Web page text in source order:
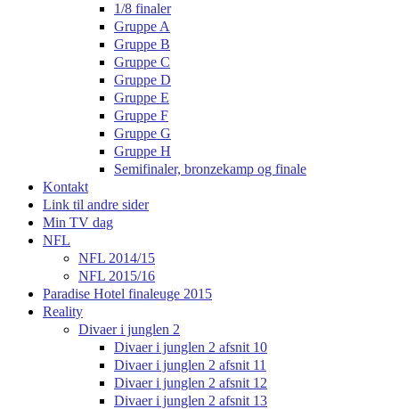
1/8 finaler
Gruppe A
Gruppe B
Gruppe C
Gruppe D
Gruppe E
Gruppe F
Gruppe G
Gruppe H
Semifinaler, bronzekamp og finale
Kontakt
Link til andre sider
Min TV dag
NFL
NFL 2014/15
NFL 2015/16
Paradise Hotel finaleuge 2015
Reality
Divaer i junglen 2
Divaer i junglen 2 afsnit 10
Divaer i junglen 2 afsnit 11
Divaer i junglen 2 afsnit 12
Divaer i junglen 2 afsnit 13